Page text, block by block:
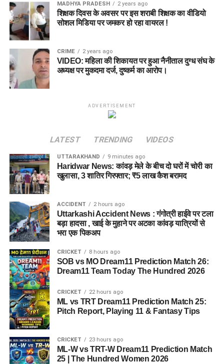
MADHYA PRADESH 2 years ago
शिक्षक दिवस के अवसर पर इस शराबी शिक्षक का वीडियो
सोशल मिडिया पर जमकर हो रहा वायरल !
CRIME 2 years ago
VIDEO: महिला की शिकायत पर हुआ नैनीताल दुग्ध संघ के
अध्यक्ष पर मुकदमा दर्ज, दुष्कर्म का आरोप।
ADVERTISEMENT
LATEST TRENDING VIDEOS
UTTARAKHAND 9 minutes ago
Haridwar News: कांवड़ मेले के बीच दो घरों में चोरी का
खुलासा, 3 शातिर गिरफ्तार; ₹5 लाख कैश बरामद
ACCIDENT 2 hours ago
Uttarkashi Accident News : गंगोत्री हाईवे पर टला
बड़ा हादसा , खाई के मुहाने पर अटका कांवड़ यात्रियों से
भरा एक पिकअप
CRICKET 8 hours ago
SOB vs MO Dream11 Prediction Match 26:
Dream11 Team Today The Hundred 2026
CRICKET 22 hours ago
ML vs TRT Dream11 Prediction Match 25:
Pitch Report, Playing 11 & Fantasy Tips
CRICKET 23 hours ago
ML-W vs TRT-W Dream11 Prediction Match
25 | The Hundred Women 2026